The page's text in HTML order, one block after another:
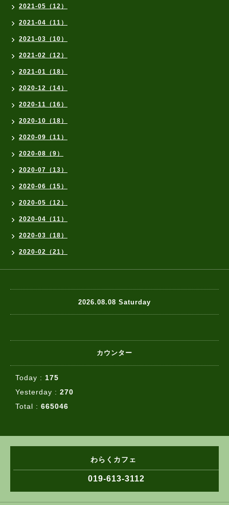
2021-05（12）
2021-04（11）
2021-03（10）
2021-02（12）
2021-01（18）
2020-12（14）
2020-11（16）
2020-10（18）
2020-09（11）
2020-08（9）
2020-07（13）
2020-06（15）
2020-05（12）
2020-04（11）
2020-03（18）
2020-02（21）
2026.08.08 Saturday
カウンター
Today : 175
Yesterday : 270
Total : 665046
わらくカフェ
019-613-3112